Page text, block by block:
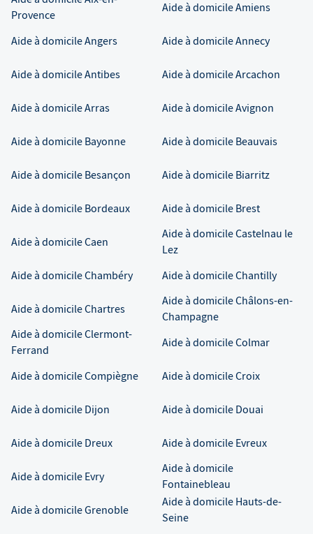
Provence
Aide à domicileAmiens
Aide à domicileAngers Aide à domicileAnnecy
Aide à domicileAntibes Aide à domicileArcachon
Aide à domicileArras Aide à domicileAvignon
Aide à domicile Bayonne Aide à domicile Beauvais
Aide à domicile Besançon Aide à domicile Biarritz
Aide à domicile Bordeaux Aide à domicile Brest
Aide à domicileCaen
Aide à domicileCastelnau le
Lez
Aide à domicileChambéry Aide à domicileChantilly
Aide à domicileChartres
Aide à domicileChâlons-en-
Champagne
Aide à domicileClermont-
Ferrand
Aide à domicileColmar
Aide à domicileCompiègne Aide à domicileCroix
Aide à domicile Dijon Aide à domicile Douai
Aide à domicile Dreux Aide à domicile Evreux
Aide à domicile Evry
Aide à domicile
Fontainebleau
Aide à domicileGrenoble
Aide à domicile Hauts-de-
Seine